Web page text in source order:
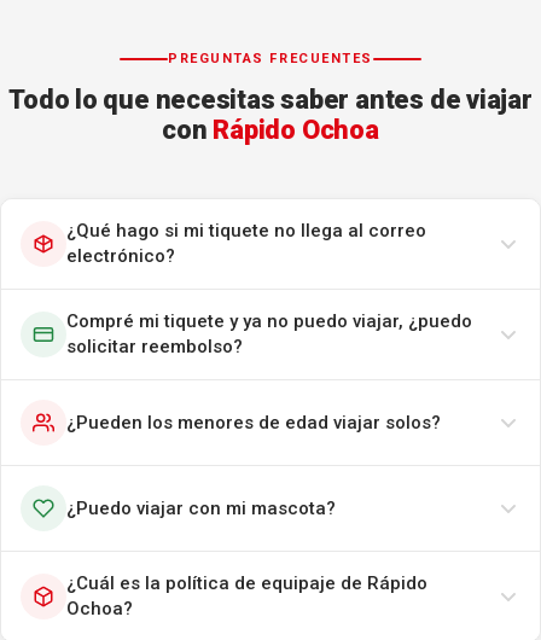
PREGUNTAS FRECUENTES
Todo lo que necesitas saber antes de viajar
con Rápido Ochoa
¿Qué hago si mi tiquete no llega al correo
electrónico?
Compré mi tiquete y ya no puedo viajar, ¿puedo
solicitar reembolso?
¿Pueden los menores de edad viajar solos?
¿Puedo viajar con mi mascota?
¿Cuál es la política de equipaje de Rápido
Ochoa?